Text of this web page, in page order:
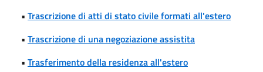
• Trascrizione di atti di stato civile formati all'estero
• Trascrizione di una negoziazione assistita
• Trasferimento della residenza all'estero